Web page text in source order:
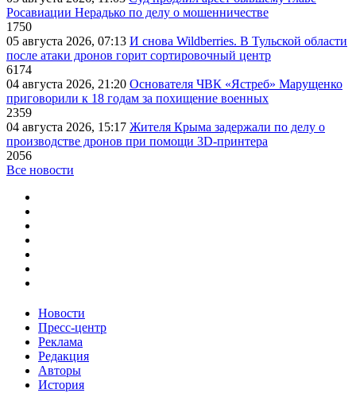
Росавиации Нерадько по делу о мошенничестве
1750
05 августа 2026, 07:13 И снова Wildberries. В Тульской области
после атаки дронов горит сортировочный центр
6174
04 августа 2026, 21:20 Основателя ЧВК «Ястреб» Марущенко
приговорили к 18 годам за похищение военных
2359
04 августа 2026, 15:17 Жителя Крыма задержали по делу о
производстве дронов при помощи 3D‑принтера
2056
Все новости
Новости
Пресс-центр
Реклама
Редакция
Авторы
История